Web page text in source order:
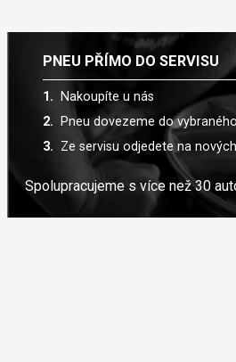
PNEU PŘÍMO DO SERVISU
Nakoupíte u nás
Pneu dovezeme do
Ze servisu odjedete na nových
Spolupracujeme s více než 30